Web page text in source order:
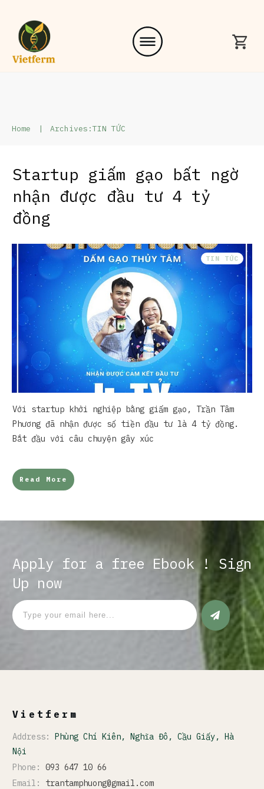
Home | Archives:TIN TỨC
Startup giấm gạo bất ngờ
nhận được đầu tư 4 tỷ
đồng
TIN TỨC
Với startup khởi nghiệp bằng giấm gạo, Trần Tâm
Phương đã nhận được số tiền đầu tư là 4 tỷ đồng.
Bắt đầu với câu chuyện gây xúc
Read More
Apply for a free Ebook ! Sign
Up now
Vietferm
Address: Phùng Chí Kiên, Nghĩa Đô, Cầu Giấy, Hà
Nội
Phone: 093 647 10 66
Email: trantamphuong@gmail.com